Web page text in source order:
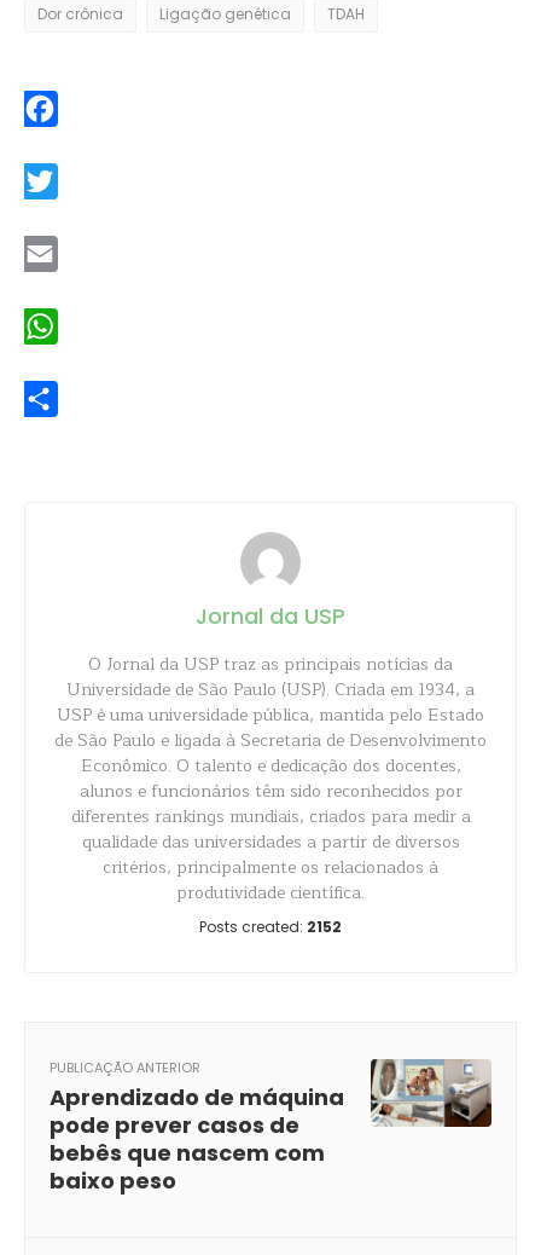
Dor crônica Ligação genética TDAH
Jornal da USP
O Jornal da USP traz as principais notícias da
Universidade de São Paulo (USP). Criada em 1934, a
USP é uma universidade pública, mantida pelo Estado
de São Paulo e ligada à Secretaria de Desenvolvimento
Econômico. O talento e dedicação dos docentes,
alunos e funcionários têm sido reconhecidos por
diferentes rankings mundiais, criados para medir a
qualidade das universidades a partir de diversos
critérios, principalmente os relacionados à
produtividade científica.
Posts created: 2152
PUBLICAÇÃO ANTERIOR
Aprendizado de máquina
pode prever casos de
bebês que nascem com
baixo peso